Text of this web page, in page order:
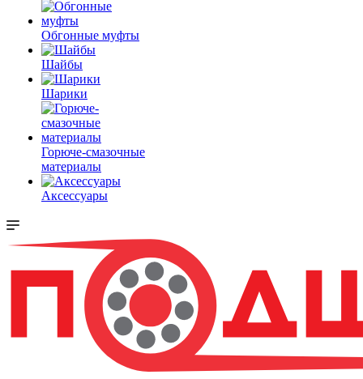
Обгонные муфты
Шайбы
Шарики
Горюче-смазочные
материалы
Аксессуары